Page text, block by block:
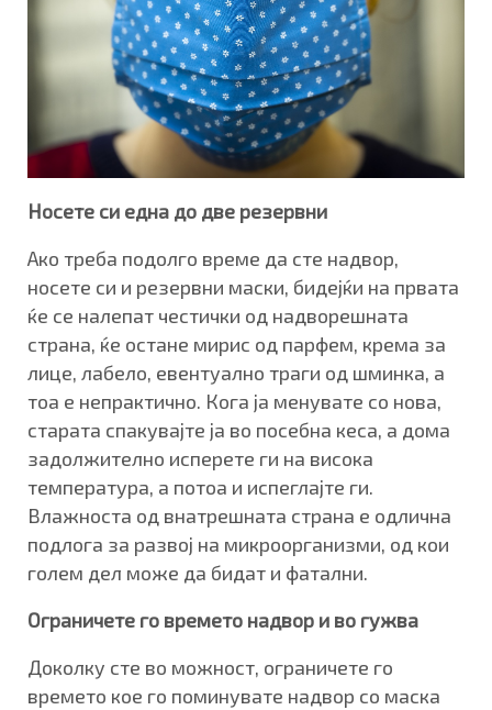
Носете си една до две резервни
Ако треба подолго време да сте надвор,
носете си и резервни маски, бидејќи на првата
ќе се налепат честички од надворешната
страна, ќе остане мирис од парфем, крема за
лице, лабело, евентуално траги од шминка, а
тоа е непрактично. Кога ја менувате со нова,
старата спакувајте ја во посебна кеса, а дома
задолжително исперете ги на висока
температура, а потоа и испеглајте ги.
Влажноста од внатрешната страна е одлична
подлога за развој на микроорганизми, од кои
голем дел може да бидат и фатални.
Ограничете го времето надвор и во гужва
Доколку сте во можност, ограничете го
времето кое го поминувате надвор со маска